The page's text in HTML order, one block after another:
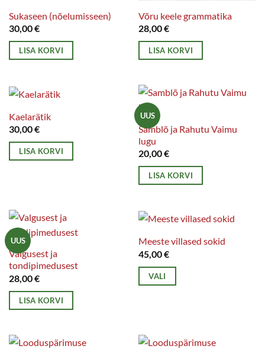
Sukaseen (nõelumisseen)
30,00€
LISA KORVI
Võru keele grammatika
28,00€
LISA KORVI
Kaelarätik
30,00€
LISA KORVI
UUS
Samblõ ja Rahutu Vaimu
lugu
20,00€
LISA KORVI
UUS
Valgusest ja
tondipimedusest
28,00€
LISA KORVI
Meeste villased sokid
45,00€
VALI
mitu